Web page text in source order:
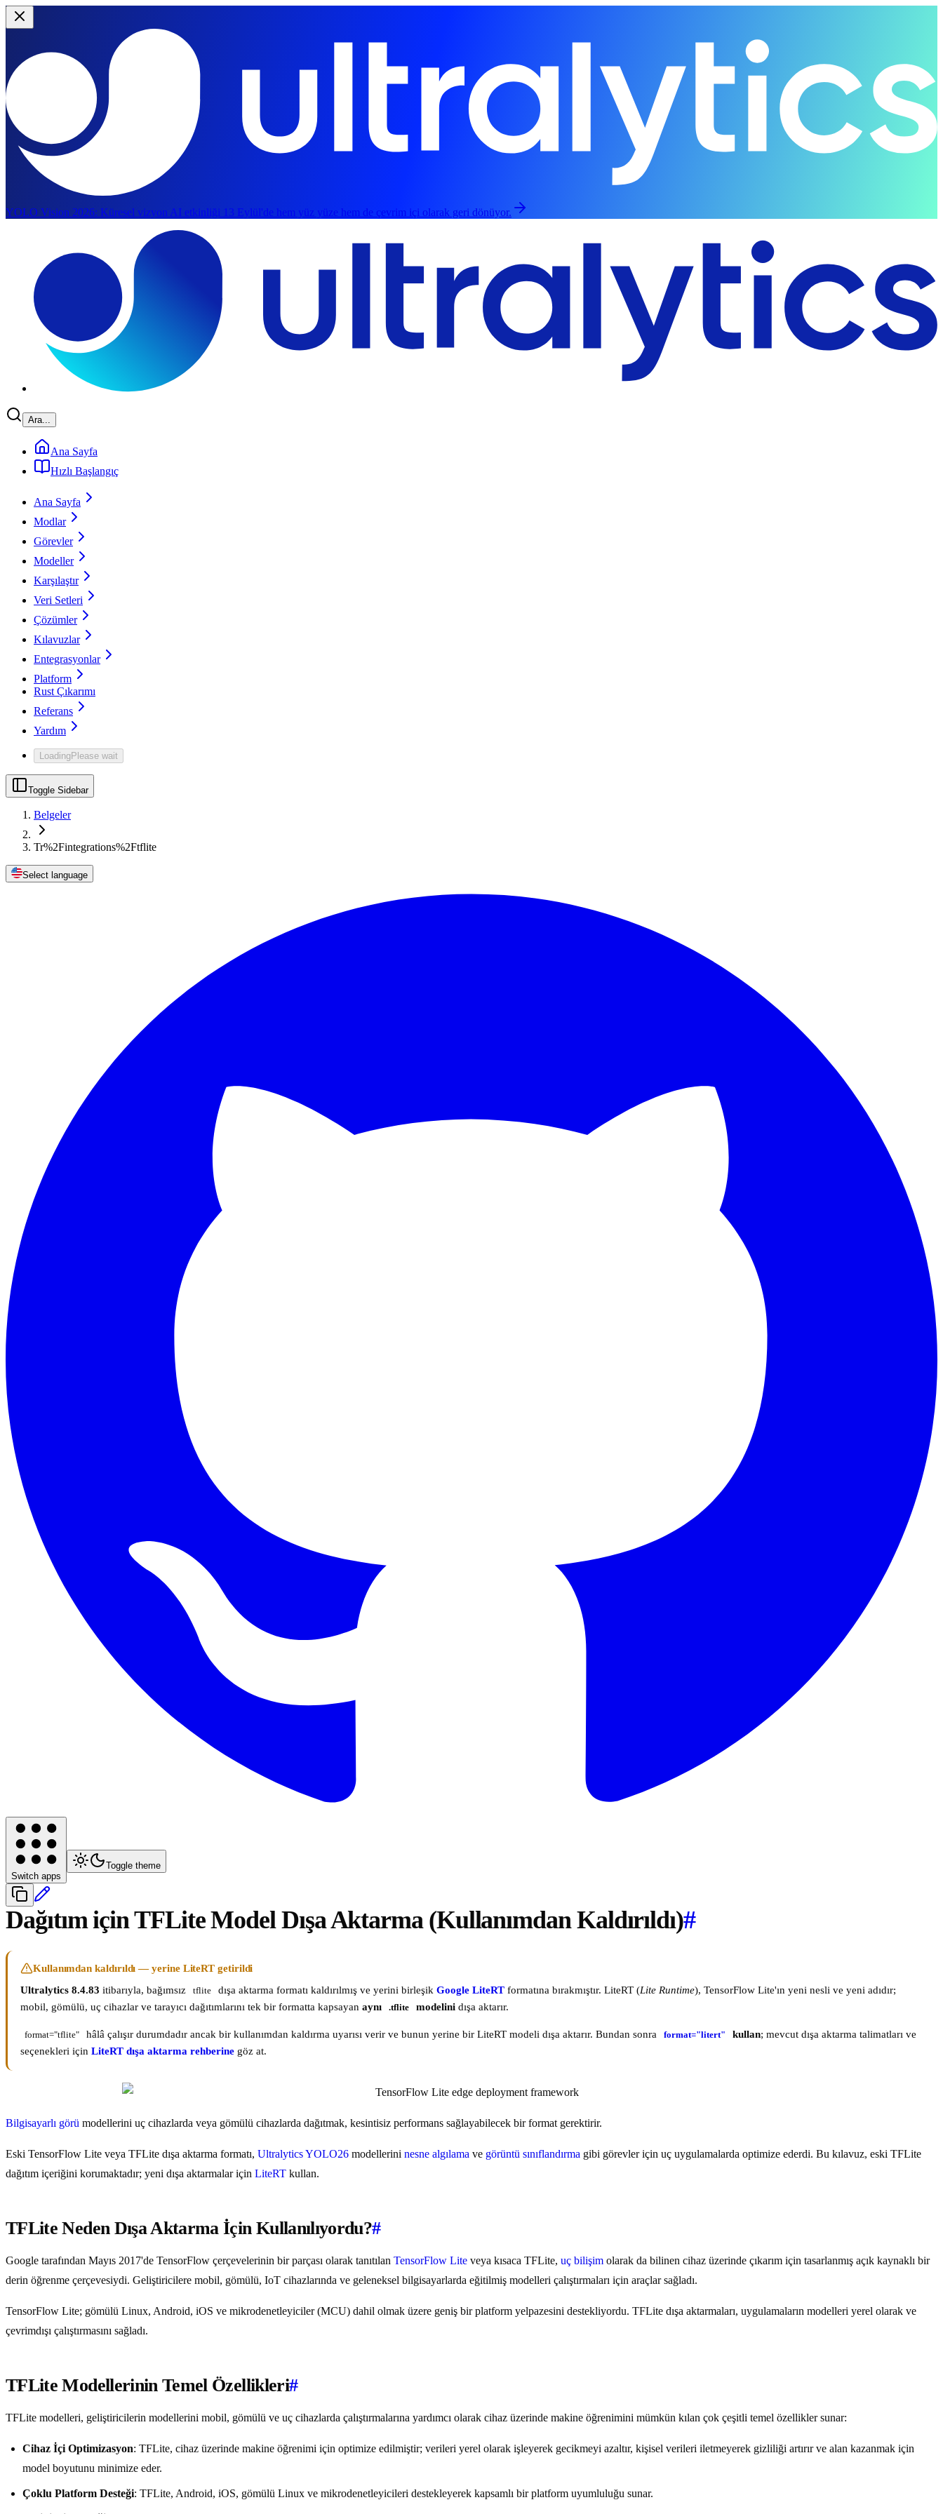
YOLO Vision 2026: Küresel vizyon AI etkinliği 13 Eylül'de hem yüz yüze hem de çevrim içi olarak geri dönüyor.
Ara...
Ana Sayfa
Hızlı Başlangıç
Ana Sayfa
Modlar
Görevler
Modeller
Karşılaştır
Veri Setleri
Çözümler
Kılavuzlar
Entegrasyonlar
Platform
Rust Çıkarımı
Referans
Yardım
LoadingPlease wait
Toggle Sidebar
Belgeler
Tr%2Fintegrations%2Ftflite
Select language
Switch apps
Toggle theme
Dağıtım için TFLite Model Dışa Aktarma (Kullanımdan Kaldırıldı)#
Kullanımdan kaldırıldı — yerine LiteRT getirildi
Ultralytics 8.4.83 itibarıyla, bağımsız tflite dışa aktarma formatı kaldırılmış ve yerini birleşik Google LiteRT formatına bırakmıştır. LiteRT (Lite Runtime), TensorFlow Lite'ın yeni nesli ve yeni adıdır;
mobil, gömülü, uç cihazlar ve tarayıcı dağıtımlarını tek bir formatta kapsayan aynı .tflite modelini dışa aktarır.
format="tflite" hâlâ çalışır durumdadır ancak bir kullanımdan kaldırma uyarısı verir ve bunun yerine bir LiteRT modeli dışa aktarır. Bundan sonra format="litert" kullan; mevcut dışa aktarma talimatları ve
seçenekleri için LiteRT dışa aktarma rehberine göz at.
Bilgisayarlı görü modellerini uç cihazlarda veya gömülü cihazlarda dağıtmak, kesintisiz performans sağlayabilecek bir format gerektirir.
Eski TensorFlow Lite veya TFLite dışa aktarma formatı, Ultralytics YOLO26 modellerini nesne algılama ve görüntü sınıflandırma gibi görevler için uç uygulamalarda optimize ederdi. Bu kılavuz, eski TFLite
dağıtım içeriğini korumaktadır; yeni dışa aktarmalar için LiteRT kullan.
TFLite Neden Dışa Aktarma İçin Kullanılıyordu?#
Google tarafından Mayıs 2017'de TensorFlow çerçevelerinin bir parçası olarak tanıtılan TensorFlow Lite veya kısaca TFLite, uç bilişim olarak da bilinen cihaz üzerinde çıkarım için tasarlanmış açık kaynaklı bir
derin öğrenme çerçevesiydi. Geliştiricilere mobil, gömülü, IoT cihazlarında ve geleneksel bilgisayarlarda eğitilmiş modelleri çalıştırmaları için araçlar sağladı.
TensorFlow Lite; gömülü Linux, Android, iOS ve mikrodenetleyiciler (MCU) dahil olmak üzere geniş bir platform yelpazesini destekliyordu. TFLite dışa aktarmaları, uygulamaların modelleri yerel olarak ve
çevrimdışı çalıştırmasını sağladı.
TFLite Modellerinin Temel Özellikleri#
TFLite modelleri, geliştiricilerin modellerini mobil, gömülü ve uç cihazlarda çalıştırmalarına yardımcı olarak cihaz üzerinde makine öğrenimini mümkün kılan çok çeşitli temel özellikler sunar:
Cihaz İçi Optimizasyon: TFLite, cihaz üzerinde makine öğrenimi için optimize edilmiştir; verileri yerel olarak işleyerek gecikmeyi azaltır, kişisel verileri iletmeyerek gizliliği artırır ve alan kazanmak için
model boyutunu minimize eder.
Çoklu Platform Desteği: TFLite, Android, iOS, gömülü Linux ve mikrodenetleyicileri destekleyerek kapsamlı bir platform uyumluluğu sunar.